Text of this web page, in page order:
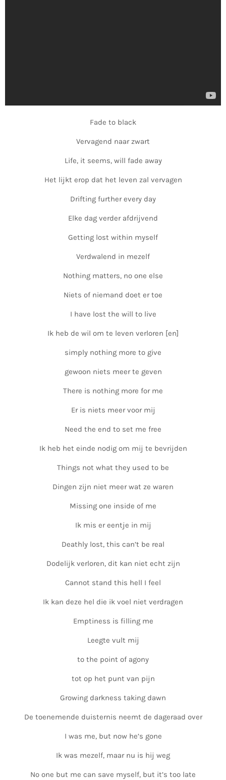
Fade to black
Vervagend naar zwart
Life, it seems, will fade away
Het lijkt erop dat het leven zal vervagen
Drifting further every day
Elke dag verder afdrijvend
Getting lost within myself
Verdwalend in mezelf
Nothing matters, no one else
Niets of niemand doet er toe
I have lost the will to live
Ik heb de wil om te leven verloren [en]
simply nothing more to give
gewoon niets meer te geven
There is nothing more for me
Er is niets meer voor mij
Need the end to set me free
Ik heb het einde nodig om mij te bevrijden
Things not what they used to be
Dingen zijn niet meer wat ze waren
Missing one inside of me
Ik mis er eentje in mij
Deathly lost, this can’t be real
Dodelijk verloren, dit kan niet echt zijn
Cannot stand this hell I feel
Ik kan deze hel die ik voel niet verdragen
Emptiness is filling me
Leegte vult mij
to the point of agony
tot op het punt van pijn
Growing darkness taking dawn
De toenemende duisternis neemt de dageraad over
I was me, but now he’s gone
Ik was mezelf, maar nu is hij weg
No one but me can save myself, but it’s too late